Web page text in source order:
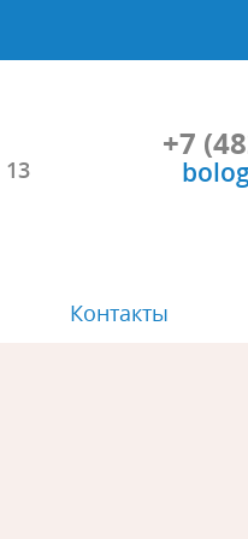
+7
Контакты